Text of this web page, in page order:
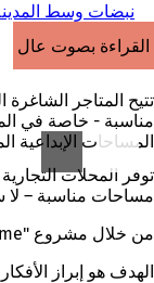
نبضات وسط
القراءة بصوت عالٍ
تتيح المتاجر
مناسبة - خاصة في
المساحات الإبداعية
توفر المحلات
مساحات مناسبة – لا
من خلال مشروع "Pop-up Kreativräume" (المساحات الإبداعية المؤقتة)، تهدف مدينة ماينز إلى تفعيل المساحات الشاغرة مؤقتًا وإتاحة المجال لمفاهيم جديدة.
الهدف هو إبراز